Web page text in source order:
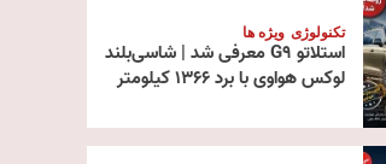
تکنولوژی ویژه ها
استلاتو G9 معرفی شد | شاسی‌بلند
لوکس هواوی با برد ۱۳۶۶ کیلومتر